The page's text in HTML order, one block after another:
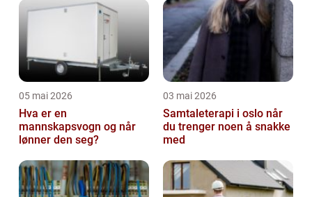
05 mai 2026
Hva er en
mannskapsvogn og når
lønner den seg?
03 mai 2026
Samtaleterapi i oslo når
du trenger noen å snakke
med